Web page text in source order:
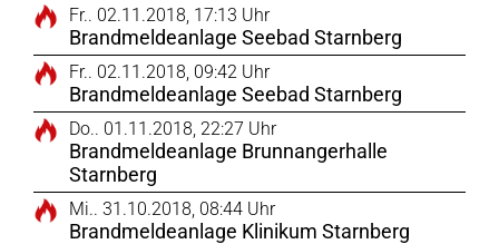
Fr.. 02.11.2018, 17:13 Uhr
Brandmeldeanlage Seebad Starnberg
Fr.. 02.11.2018, 09:42 Uhr
Brandmeldeanlage Seebad Starnberg
Do.. 01.11.2018, 22:27 Uhr
Brandmeldeanlage Brunnangerhalle
Starnberg
Mi.. 31.10.2018, 08:44 Uhr
Brandmeldeanlage Klinikum Starnberg